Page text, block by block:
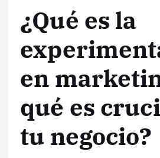
¿Qué es la
en
qué es
tu negocio?